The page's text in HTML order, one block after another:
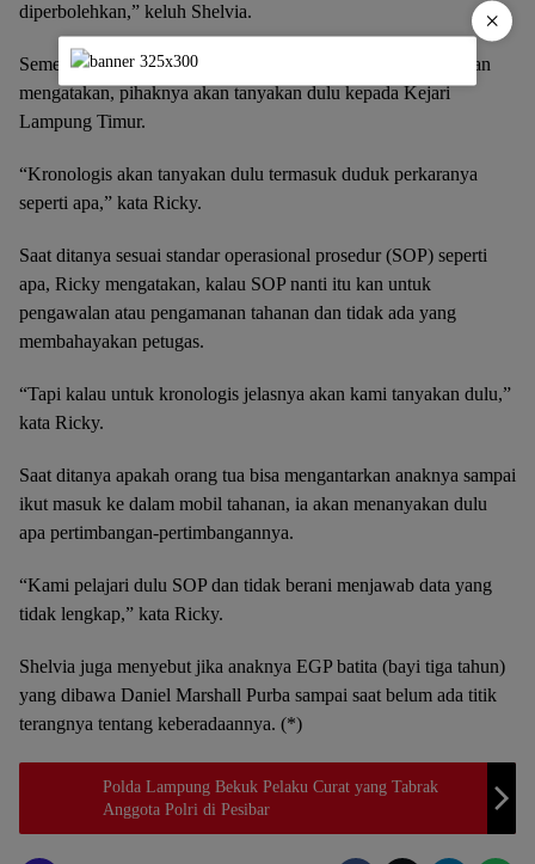
diperbolehkan,” keluh Shelvia.
Sementara itu, Kasipenkum Kejati Lampung Ricky Ramadhan
mengatakan, pihaknya akan tanyakan dulu kepada Kejari
Lampung Timur.
“Kronologis akan tanyakan dulu termasuk duduk perkaranya
seperti apa,” kata Ricky.
Saat ditanya sesuai standar operasional prosedur (SOP) seperti
apa, Ricky mengatakan, kalau SOP nanti itu kan untuk
pengawalan atau pengamanan tahanan dan tidak ada yang
membahayakan petugas.
“Tapi kalau untuk kronologis jelasnya akan kami tanyakan dulu,”
kata Ricky.
Saat ditanya apakah orang tua bisa mengantarkan anaknya sampai
ikut masuk ke dalam mobil tahanan, ia akan menanyakan dulu
apa pertimbangan-pertimbangannya.
“Kami pelajari dulu SOP dan tidak berani menjawab data yang
tidak lengkap,” kata Ricky.
Shelvia juga menyebut jika anaknya EGP batita (bayi tiga tahun)
yang dibawa Daniel Marshall Purba sampai saat belum ada titik
terangnya tentang keberadaannya. (*)
Polda Lampung Bekuk Pelaku Curat yang Tabrak
Anggota Polri di Pesibar
×